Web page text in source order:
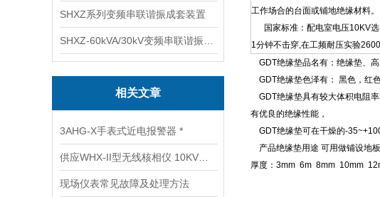
SHXZ系列变频串联谐振成套装置
相关文章
3AHG-X手表式近电报警器 *
现场仪表常见故障及处理方法
工作场合的台面或铺地绝缘材料。
国家标准：配电室电压10KV
1分钟不击穿,在工频耐压实验
GDT绝缘垫品名有：绝缘垫、
GDT绝缘垫色泽有： 黑色，红
GDT绝缘垫具有较大体积电阻
有优良的绝缘性能，
GDT绝缘垫可在干燥的-35~+
产品绝缘垫用途 可用做铺设地
厚度：3mm 6m 8mm 10mm